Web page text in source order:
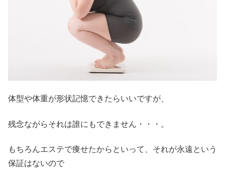
体型や体重が形状記憶できたらいいですが、
残念ながらそれは誰にもできません・・・。
もちろんエステで痩せたからといって、それが永遠という
保証はないので